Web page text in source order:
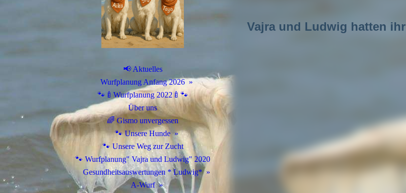
📢 Aktuelles
Wurfplanung Anfang 2026
🐾🍼Wurfplanung 2022🍼🐾
Über uns
🌈 Gismo unvergessen
🐾 Unsere Hunde
🐾 Unsere Weg zur Zucht
🐾 Wurfplanung" Vajra und Ludwig" 2020
Gesundheitsauswertungen * Ludwig*
A-Wurf
Vajra und Ludwig hatten ihr